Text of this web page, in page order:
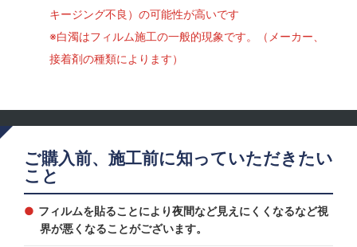
キージング不良）の可能性が高いです
※白濁はフィルム施工の一般的現象です。（メーカー、
接着剤の種類によります）
ご購入前、施工前に知っていただきたい
こと
フィルムを貼ることにより夜間など見えにくくなるなど視
界が悪くなることがございます。